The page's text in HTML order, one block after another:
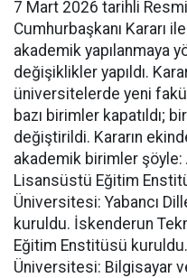
7 Mart 2026 tarihli Resmi
Cumhurbaşkanı Kararı
akademik yapılanmaya
değişiklikler yapıldı.
üniversitelerde yeni
bazı birimler kapatıldı;
değiştirildi. Kararın
akademik birimler
Lisansüstü Eğitim
Üniversitesi: Yabancı
kuruldu. İskenderun
Eğitim Enstitüsü
Üniversitesi: Bilgisayar